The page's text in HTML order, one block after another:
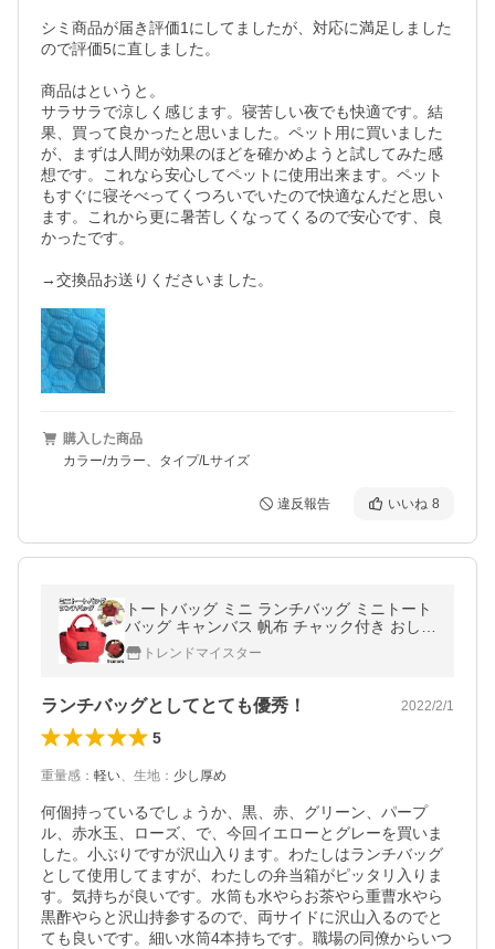
シミ商品が届き評価1にしてましたが、対応に満足しました
ので評価5に直しました。
商品はというと。
サラサラで涼しく感じます。寝苦しい夜でも快適です。結
果、買って良かったと思いました。ペット用に買いました
が、まずは人間が効果のほどを確かめようと試してみた感
想です。これなら安心してペットに使用出来ます。ペット
もすぐに寝そべってくつろいでいたので快適なんだと思い
ます。これから更に暑苦しくなってくるので安心です、良
かったです。
→交換品お送りくださいました。
購入した商品
カラー/カラー、タイプ/Lサイズ
違反報告 いいね 8
トートバッグ ミニ ランチバッグ ミニトート
バッグ キャンバス 帆布 チャック付き おしゃ
れ 水筒 ペットボトル かわいい 大容量 ミニ
サイズ おでかけ 安い
トレンドマイスター
ランチバッグとしてとても優秀！ 2022/2/1
5
重量感 ： 軽い、 生地 ： 少し厚め
何個持っているでしょうか、黒、赤、グリーン、パープ
ル、赤水玉、ローズ、で、今回イエローとグレーを買いま
した。小ぶりですが沢山入ります。わたしはランチバッグ
として使用してますが、わたしの弁当箱がピッタリ入りま
す。気持ちが良いです。水筒も水やらお茶やら重曹水やら
黒酢やらと沢山持参するので、両サイドに沢山入るのでと
ても良いです。細い水筒4本持ちです。職場の同僚からいつ